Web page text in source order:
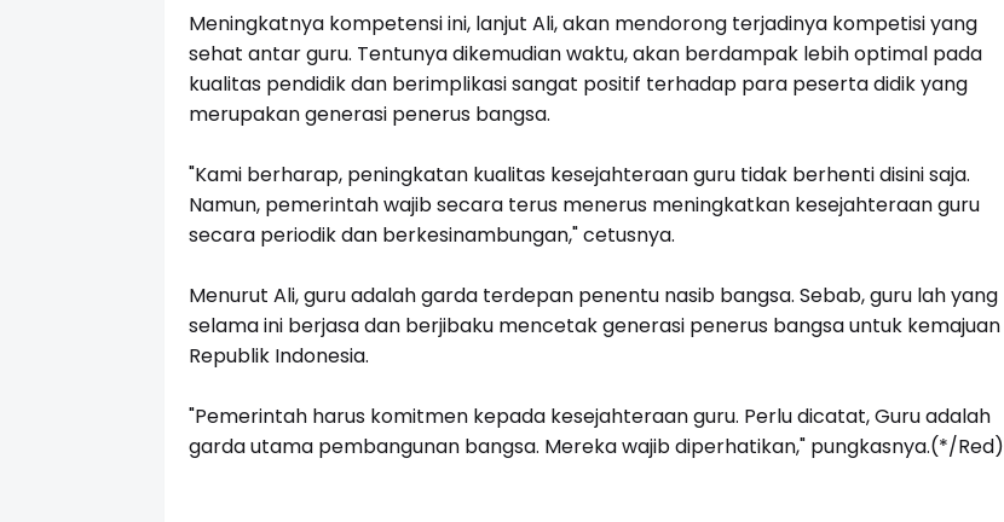
Meningkatnya kompetensi ini, lanjut Ali, akan mendorong terjadinya kompetisi yang
sehat antar guru. Tentunya dikemudian waktu, akan berdampak lebih optimal pada
kualitas pendidik dan berimplikasi sangat positif terhadap para peserta didik yang
merupakan generasi penerus bangsa.
"Kami berharap, peningkatan kualitas kesejahteraan guru tidak berhenti disini saja.
Namun, pemerintah wajib secara terus menerus meningkatkan kesejahteraan guru
secara periodik dan berkesinambungan," cetusnya.
Menurut Ali, guru adalah garda terdepan penentu nasib bangsa. Sebab, guru lah yang
selama ini berjasa dan berjibaku mencetak generasi penerus bangsa untuk kemajuan
Republik Indonesia.
"Pemerintah harus komitmen kepada kesejahteraan guru. Perlu dicatat, Guru adalah
garda utama pembangunan bangsa. Mereka wajib diperhatikan," pungkasnya.(*/Red)